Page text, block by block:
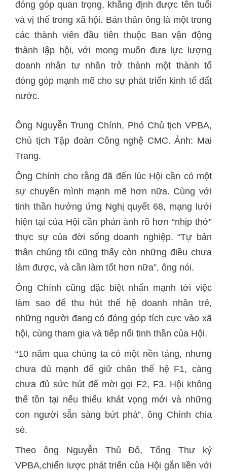
đóng góp quan trọng, khẳng định được tên tuổi
và vị thế trong xã hội. Bản thân ông là một trong
các thành viên đầu tiên thuộc Ban vận động
thành lập hội, với mong muốn đưa lực lượng
doanh nhân tư nhân trở thành một thành tố
đóng góp mạnh mẽ cho sự phát triển kinh tế đất
nước.
Chủ tịch Tập đoàn Công nghệ CMC. Ảnh: Mai
Trang.
Ông Chính cho rằng đã đến lúc Hội cần có một
sự chuyển mình mạnh mẽ hơn nữa. Cùng với
tinh thần hưởng ứng Nghị quyết 68, mạng lưới
hiện tại của Hội cần phản ánh rõ hơn “nhịp thở”
thực sự của đời sống doanh nghiệp. “Tự bản
thân chúng tôi cũng thấy còn những điều chưa
làm sao để thu hút thế hệ doanh nhân trẻ,
những người đang có đóng góp tích cực vào xã
“10 năm qua chúng ta có một nền tảng, nhưng
chưa đủ mạnh để giữ chân thế hệ F1, càng
chưa đủ sức hút để mời gọi F2, F3. Hội không
thể tồn tại nếu thiếu khát vọng mới và những
con người sẵn sàng bứt phá”, ông Chính chia
sẻ.
Theo ông Nguyễn Thủ Đô, Tổng Thư ký
VPBA,chiến lược phát triển của Hội gắn liền với